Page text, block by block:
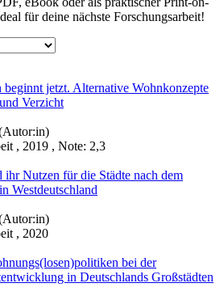
für deine nächste Forschungsarbeit!
beginnt jetzt. Alternative Wohnkonzepte
Verzicht
, 2019 , Note: 2,3
ihr Nutzen für die Städte nach dem
Westdeutschland
, 2020
bei der
in Deutschlands Großstädten